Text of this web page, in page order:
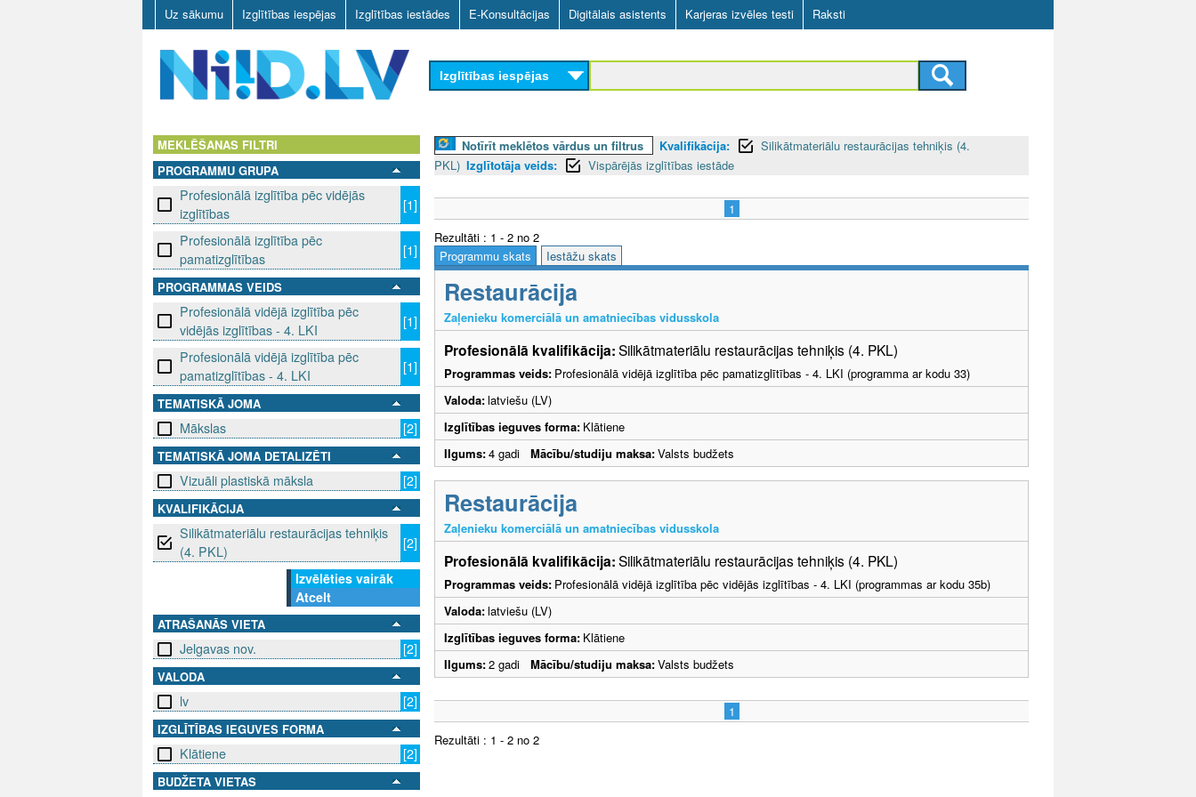
Skip
to
main
content
Uz sākumu Izglītības iespējas Izglītības iestādes E-Konsultācijas Digitālais asistents Karjeras izvēles testi Raksti
D
L
Izglītības iespējas
MEKLĒŠANAS FILTRI
PROGRAMMU GRUPA
Profesionālā izglītība pēc vidējās
izglītības
[1]
Profesionālā izglītība pēc
pamatizglītības
[1]
PROGRAMMAS VEIDS
Profesionālā vidējā izglītība pēc
vidējās izglītības - 4. LKI
[1]
Profesionālā vidējā izglītība pēc
pamatizglītības - 4. LKI
[1]
TEMATISKĀ JOMA
Mākslas [2]
TEMATISKĀ JOMA DETALIZĒTI
Vizuāli plastiskā māksla [2]
KVALIFIKĀCIJA
Silikātmateriālu restaurācijas tehniķis
(4. PKL)
[2]
Izvēlēties vairāk
Atcelt
ATRAŠANĀS VIETA
Jelgavas nov. [2]
VALODA
lv [2]
IZGLĪTĪBAS IEGUVES FORMA
Klātiene [2]
BUDŽETA VIETAS
Notīrīt meklētos vārdus un filtrus Kvalifikācija:
Silikātmateriālu restaurācijas tehniķis (4.
PKL) Izglītotāja veids: Vispārējās izglītības iestāde
1
Rezultāti : 1 - 2 no 2
Programmu skats
Iestāžu skats
Restaurācija
Zaļenieku komerciālā un amatniecības vidusskola
Profesionālā kvalifikācija:Silikātmateriālu restaurācijas tehniķis (4. PKL)
Programmas veids: Profesionālā vidējā izglītība pēc pamatizglītības - 4. LKI (programma ar kodu 33)
Valoda:latviešu (LV)
Izglītības ieguves forma: Klātiene
Ilgums:4 gadi Mācību/studiju maksa:Valsts budžets
Restaurācija
Zaļenieku komerciālā un amatniecības vidusskola
Profesionālā kvalifikācija:Silikātmateriālu restaurācijas tehniķis (4. PKL)
Programmas veids: Profesionālā vidējā izglītība pēc vidējās izglītības - 4. LKI (programmas ar kodu 35b)
Valoda:latviešu (LV)
Izglītības ieguves forma: Klātiene
Ilgums:2 gadi Mācību/studiju maksa:Valsts budžets
1
Rezultāti : 1 - 2 no 2